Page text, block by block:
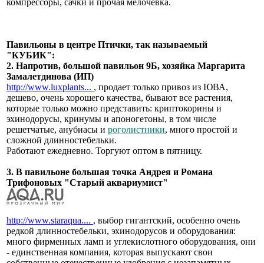
Павильоны в центре Птички, так называемый
"КУБИК":
2. Напротив, большой павильон 9Б, хозяйка Маргарита
Замалетдинова (ИП)
http://www.luxplants... , продает только привоз из ЮВА,
дешево, очень хорошего качества, бывают все растения,
которые только можно представить: криптокорины и
эхинодорусы, кринумы и апоногетоны, в том числе
решетчатые, анубиасы и роголистники, много простой и
сложной длинностебельки.
Работают ежедневно. Торгуют оптом в пятницу.
3. В павильоне большая точка Андрея и Романа
Трифоновых "Старый аквариумист"
http://www.staraqua.... , выбор гигантский, особенно очень
редкой длинностебельки, эхинодорусов и оборудования:
много фирменных ламп и углекислотного оборудования, они
- единственная компания, которая выпускают свои